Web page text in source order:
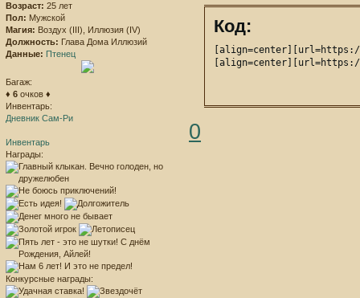
Возраст: 25 лет
Пол: Мужской
Магия: Воздух (III), Иллюзия (IV)
Должность: Глава Дома Иллюзий
Данные: Птенец
Багаж:
♦ 6 очков ♦
Инвентарь:
Дневник Сам-Ри
Инвентарь
Награды:
Конкурсные награды:
Код:
0